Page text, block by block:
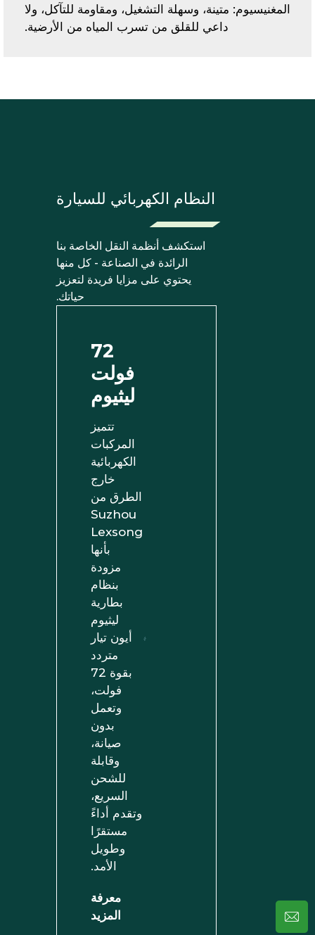
المغنيسيوم: متينة، وسهلة التشغيل، ومقاومة للتآكل، ولا
داعي للقلق من تسرب المياه من الأرضية.
النظام الكهربائي للسيارة
استكشف أنظمة النقل الخاصة بنا
الرائدة في الصناعة - كل منها
يحتوي على مزايا فريدة لتعزيز
حياتك.
72
فولت
ليثيوم
تتميز
المركبات
الكهربائية
خارج
الطرق من
Suzhou
Lexsong
بأنها
مزودة
بنظام
بطارية
ليثيوم
أيون تيار
متردد
بقوة 72
فولت،
وتعمل
بدون
صيانة،
وقابلة
للشحن
السريع،
وتقدم أداءً
مستقرًا
وطويل
الأمد.
معرفة
المزيد